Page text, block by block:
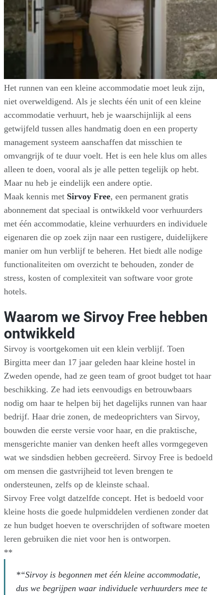
Het runnen van een kleine accommodatie moet leuk zijn,
niet overweldigend. Als je slechts één unit of een kleine
accommodatie verhuurt, heb je waarschijnlijk al eens
getwijfeld tussen alles handmatig doen en een property
management systeem aanschaffen dat misschien te
omvangrijk of te duur voelt. Het is een hele klus om alles
alleen te doen, vooral als je alle petten tegelijk op hebt.
Maar nu heb je eindelijk een andere optie.
Maak kennis met Sirvoy Free, een permanent gratis
abonnement dat speciaal is ontwikkeld voor verhuurders
met één accommodatie, kleine verhuurders en individuele
eigenaren die op zoek zijn naar een rustigere, duidelijkere
manier om hun verblijf te beheren. Het biedt alle nodige
functionaliteiten om overzicht te behouden, zonder de
stress, kosten of complexiteit van software voor grote
hotels.
Waarom we Sirvoy Free hebben
ontwikkeld
Sirvoy is voortgekomen uit een klein verblijf. Toen
Birgitta meer dan 17 jaar geleden haar kleine hostel in
Zweden opende, had ze geen team of groot budget tot haar
beschikking. Ze had iets eenvoudigs en betrouwbaars
nodig om haar te helpen bij het dagelijks runnen van haar
bedrijf. Haar drie zonen, de medeoprichters van Sirvoy,
bouwden die eerste versie voor haar, en die praktische,
mensgerichte manier van denken heeft alles vormgegeven
wat we sindsdien hebben gecreëerd. Sirvoy Free is bedoeld
om mensen die gastvrijheid tot leven brengen te
ondersteunen, zelfs op de kleinste schaal.
Sirvoy Free volgt datzelfde concept. Het is bedoeld voor
kleine hosts die goede hulpmiddelen verdienen zonder dat
ze hun budget hoeven te overschrijden of software moeten
leren gebruiken die niet voor hen is ontworpen.
**
*“Sirvoy is begonnen met één kleine accommodatie,
dus we begrijpen waar individuele verhuurders mee te